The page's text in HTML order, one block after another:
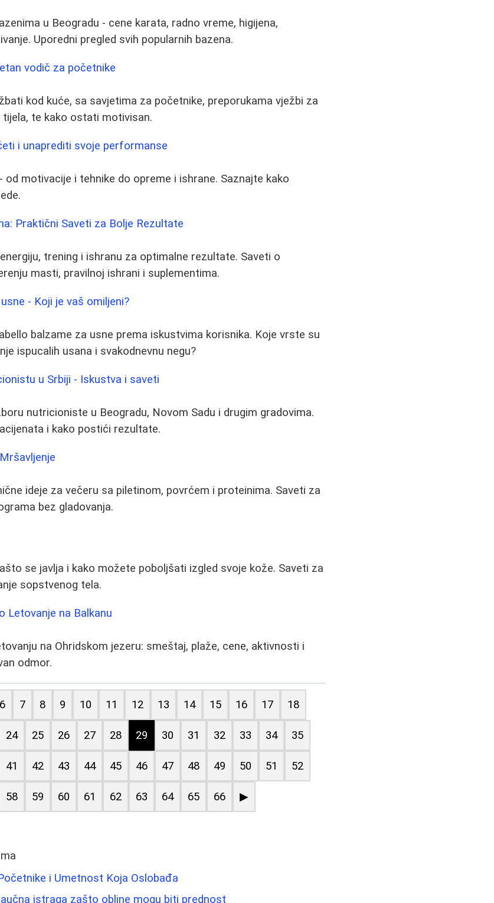
u Beogradu - cene karata, radno vreme, higijena,
Uporedni pregled svih popularnih bazena.
vodič za početnike
kod kuće, sa savjetima za početnike, preporukama vježbi za
te kako ostati motivisan.
i unaprediti svoje performanse
motivacije i tehnike do opreme i ishrane. Saznajte kako
Praktični Saveti za Bolje Rezultate
trening i ishranu za optimalne rezultate. Saveti o
masti, pravilnoj ishrani i suplementima.
- Koji je vaš omiljeni?
balzame za usne prema iskustvima korisnika. Koje vrste su
ispucalih usana i svakodnevnu negu?
u Srbiji - Iskustva i saveti
nutricioniste u Beogradu, Novom Sadu i drugim gradovima.
i kako postići rezultate.
ideje za večeru sa piletinom, povrćem i proteinima. Saveti za
bez gladovanja.
se javlja i kako možete poboljšati izgled svoje kože. Saveti za
sopstvenog tela.
Letovanje na Balkanu
na Ohridskom jezeru: smeštaj, plaže, cene, aktivnosti i
odmor.
6 7 8 9 10 11 12 13 14 15 16 17 18
24 25 26 27 28 29 30 31 32 33 34 35
41 42 43 44 45 46 47 48 49 50 51 52
58 59 60 61 62 63 64 65 66 ▶
i Umetnost Koja Oslobađa
istraga zašto obline mogu biti prednost